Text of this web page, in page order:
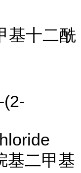
基十二酰
(2-
基二甲基